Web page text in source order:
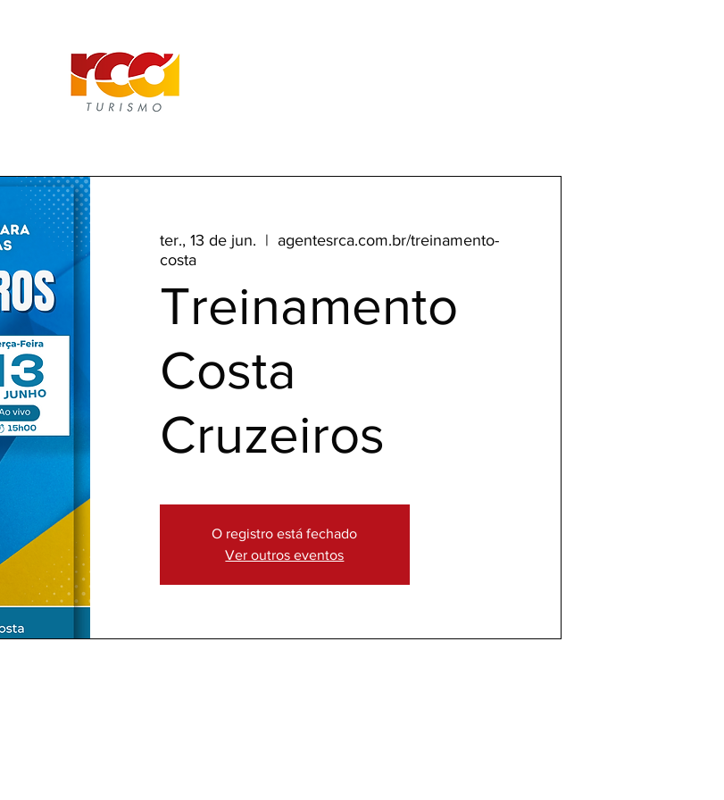
ter., 13 de jun.
  |
agentesrca.com.br/treinamento-
costa
Treinamento
Costa
Cruzeiros
O registro está fechado
Ver outros eventos